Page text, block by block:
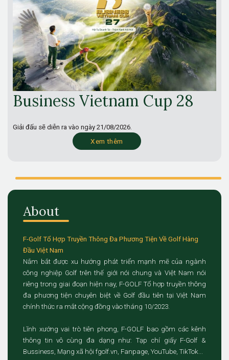
Business Vietnam Cup 28
Giải đấu sẽ diễn ra vào ngày 21/08/2026.
Xem thêm
About
F-Golf Tổ Hợp Truyền Thông Đa Phương Tiện Về Golf Hàng
Đầu Việt Nam
Nắm bắt được xu hướng phát triển mạnh mẽ của ngành
công nghiệp Golf trên thế giới nói chung và Việt Nam nói
riêng trong giai đoạn hiện nay, F-GOLF Tổ hợp truyền thông
đa phương tiện chuyên biệt về Golf đầu tiên tại Việt Nam
chính thức ra mắt cộng đồng vào tháng 10/2023.
Lĩnh xướng vai trò tiên phong, F-GOLF bao gồm các kênh
thông tin vô cùng đa dạng như: Tạp chí giấy F-Golf &
Bussiness, Mạng xã hội fgolf.vn, Fanpage, YouTube, TikTok...